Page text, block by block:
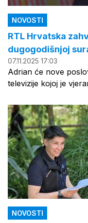
NOVOSTI
RTL Hrvatska
dugogodišnjoj
07.11.2025 17:03
Adrian će nove
televizije kojoj je
NOVOSTI